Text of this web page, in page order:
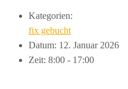
Kategorien:
fix gebucht
Datum: 12. Januar 2026
Zeit: 8:00 - 17:00